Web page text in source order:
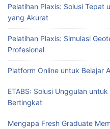
Pelatihan Plaxis: Solusi Tepat
yang Akurat
Pelatihan Plaxis: Simulasi
Profesional
Platform Online untuk Belajar
ETABS: Solusi Unggulan
Bertingkat
Mengapa Fresh Graduate